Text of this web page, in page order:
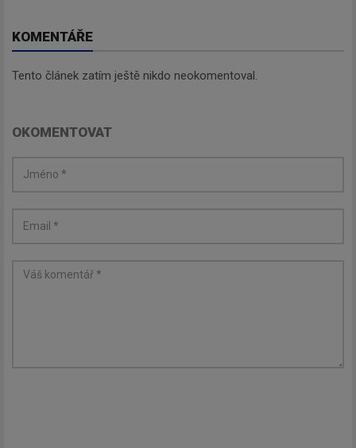
KOMENTÁŘE
Tento článek zatím ještě nikdo neokomentoval.
OKOMENTOVAT